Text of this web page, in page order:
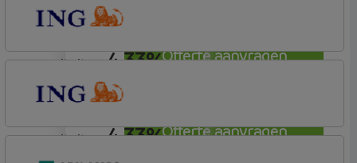
Offerte aanvragen
4,33%
Offerte aanvragen
Allianz
annuiteit
4,33%
Basistarief
annuiteit